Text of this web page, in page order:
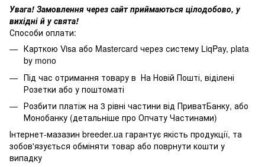
Увага! Замовлення через сайт приймаються цілодобово, у
вихідні й у свята!
Способи оплати:
Карткою Visa або Mastercard через систему LiqPay, plata
by mono
Під час отримання товару в На Новій Пошті, віділені
Розетки або у поштоматі
Розбити платіж на 3 рівні частини від ПриватБанку, або
Монобанку (детальніше про Опчату Частинами)
Інтернет-мазазин breeder.ua гарантує якість продукції, та
зобов'язується обміняти товар або поврнути кошти у
випадку